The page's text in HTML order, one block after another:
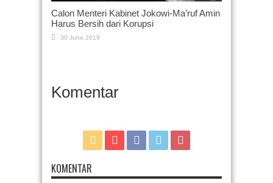
Calon Menteri Kabinet Jokowi-Ma’ruf Amin
Harus Bersih dari Korupsi
30 June 2019
Komentar
KOMENTAR